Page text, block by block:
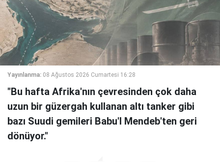
Yayınlanma: 08 Ağustos 2026 Cumartesi 16:28
"Bu hafta Afrika'nın çevresinden çok daha
uzun bir güzergah kullanan altı tanker gibi
bazı Suudi gemileri Babu'l Mendeb'ten geri
dönüyor."